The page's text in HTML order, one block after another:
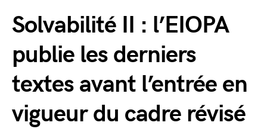
Solvabilité II : l’EIOPA
publie les derniers
textes avant l’entrée en
vigueur du cadre révisé